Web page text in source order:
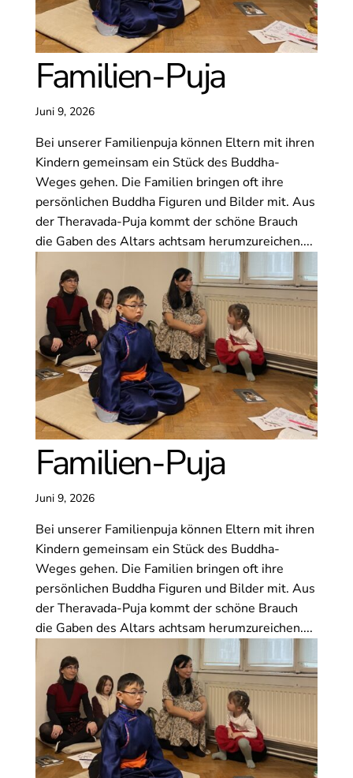
Familien-Puja
Juni 9, 2026
Bei unserer Familienpuja können Eltern mit ihren
Kindern gemeinsam ein Stück des Buddha-
Weges gehen. Die Familien bringen oft ihre
persönlichen Buddha Figuren und Bilder mit. Aus
der Theravada-Puja kommt der schöne Brauch
die Gaben des Altars achtsam herumzureichen....
Familien-Puja
Juni 9, 2026
Bei unserer Familienpuja können Eltern mit ihren
Kindern gemeinsam ein Stück des Buddha-
Weges gehen. Die Familien bringen oft ihre
persönlichen Buddha Figuren und Bilder mit. Aus
der Theravada-Puja kommt der schöne Brauch
die Gaben des Altars achtsam herumzureichen....